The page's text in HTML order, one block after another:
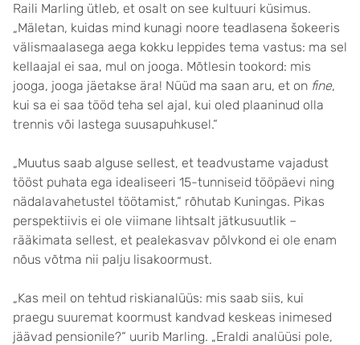
Raili Marling ütleb, et osalt on see kultuuri küsimus.
„Mäletan, kuidas mind kunagi noore teadlasena šokeeris
välismaalasega aega kokku leppides tema vastus: ma sel
kellaajal ei saa, mul on jooga. Mõtlesin tookord: mis
jooga, jooga jäetakse ära! Nüüd ma saan aru, et on fine,
kui sa ei saa tööd teha sel ajal, kui oled plaaninud olla
trennis või lastega suusapuhkusel.“
„Muutus saab alguse sellest, et teadvustame vajadust
tööst puhata ega idealiseeri 15-tunniseid tööpäevi ning
nädalavahetustel töötamist,“ rõhutab Kuningas. Pikas
perspektiivis ei ole viimane lihtsalt jätkusuutlik –
rääkimata sellest, et pealekasvav põlvkond ei ole enam
nõus võtma nii palju lisakoormust.
„Kas meil on tehtud riskianalüüs: mis saab siis, kui
praegu suuremat koormust kandvad keskeas inimesed
jäävad pensionile?“ uurib Marling. „Eraldi analüüsi pole,